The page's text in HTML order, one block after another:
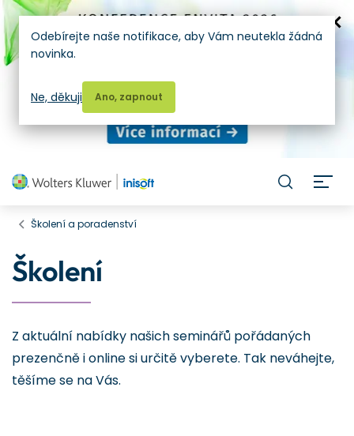
Školení a poradenství
Školení
Z aktuální nabídky našich seminářů pořádaných
prezenčně i online si určitě vyberete. Tak neváhejte,
těšíme se na Vás.
Odebírejte naše notifikace, aby Vám neutekla žádná
novinka.
Ano, zapnout
Ne, děkuji